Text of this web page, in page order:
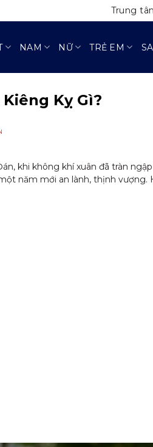
Trung
NAM NỮ TRẺ EM
Kỵ Gì?
khi không khí xuân đã tràn ngập
năm mới an lành, thịnh vượng.